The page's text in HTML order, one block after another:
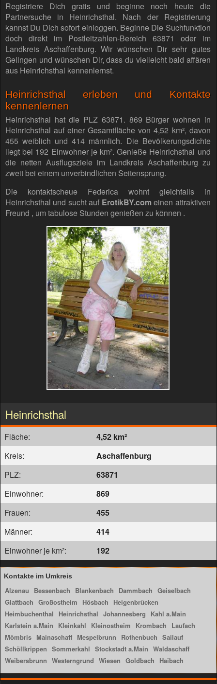
Registriere Dich gratis und beginne noch heute die
Partnersuche in Heinrichsthal. Nach der Registrierung
kannst Du Dich sofort einloggen. Beginne Die Suchfunktion
doch direkt im Postleitzahlen-Bereich 63871 oder im
Landkreis Aschaffenburg. Wir wünschen Dir sehr gutes
Gelingen und wünschen Dir, dass du vielleicht bald affären
aus Heinrichsthal kennenlernst.
Heinrichsthal erleben und Kontakte
kennenlernen
Heinrichsthal hat die PLZ 63871. 869 Bürger wohnen in
Heinrichsthal auf einer Gesamtfläche von 4,52 km², davon
455 weiblich und 414 männlich. Die Bevölkerungsdichte
liegt bei 192 Einwohner je km². Genieße Heinrichsthal und
die netten Ausflugsziele im Landkreis Aschaffenburg zu
zweit bei einem unverbindlichen Seitensprung.
Die kontaktscheue Federica wohnt gleichfalls in
Heinrichsthal und sucht auf ErotikBY.com einen attraktiven
Freund , um tabulose Stunden genießen zu können .
Heinrichsthal
Fläche:
4,52 km²
Kreis:
Aschaffenburg
PLZ:
63871
Einwohner:
869
Frauen:
455
Männer:
414
Einwohner je km²:
192
Kontakte im Umkreis
Alzenau Bessenbach Blankenbach Dammbach Geiselbach
Glattbach Großostheim Hösbach
Heigenbrücken
Heimbuchenthal
Heinrichsthal Johannesberg
Kahl a.Main
Karlstein a.Main
Kleinkahl Kleinostheim Krombach
Laufach
Mömbris Mainaschaff Mespelbrunn Rothenbuch Sailauf
Schöllkrippen Sommerkahl Stockstadt a.Main Waldaschaff
Weibersbrunn Westerngrund Wiesen Goldbach Haibach